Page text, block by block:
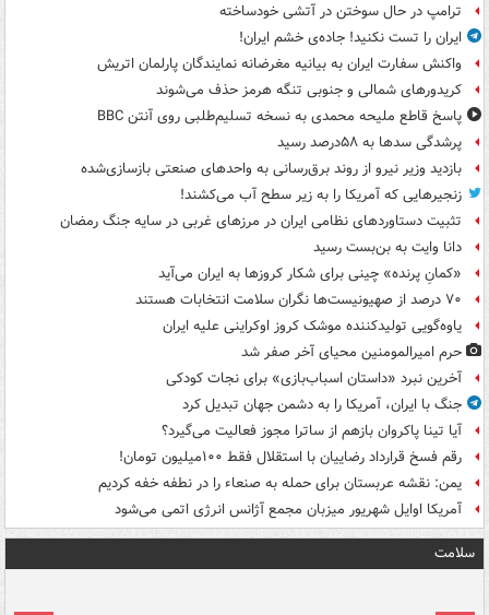
ترامپ در حال سوختن در آتشی خودساخته
ایران را تست نکنید! جاده‌ی خشم ایران!
واکنش سفارت ایران به بیانیه مغرضانه نمایندگان پارلمان اتریش
کریدورهای شمالی و جنوبی تنگه هرمز حذف می‌شوند
پاسخ قاطع ملیحه محمدی به نسخه تسلیم‌طلبی روی آنتن BBC
پرشدگی سدها به ۵۸درصد رسید
بازدید وزیر نیرو از روند برق‌رسانی به واحدهای صنعتی بازسازی‌شده
زنجیرهایی که آمریکا را به زیر سطح آب می‌کشند!
تثبیت دستاوردهای نظامی ایران در مرزهای غربی در سایه جنگ رمضان
دانا وایت به بن‌بست رسید
«کمانِ پرنده» چینی برای شکار کروزها به ایران می‌آید
۷۰ درصد از صهیونیست‌ها نگران سلامت انتخابات هستند
یاوه‌گویی تولیدکننده موشک کروز اوکراینی علیه ایران
حرم امیرالمومنین محیای آخر صفر شد
آخرین نبرد «داستان اسباب‌بازی» برای نجات کودکی
جنگ با ایران، آمریکا را به دشمن جهان تبدیل کرد
آیا تینا پاکروان بازهم از ساترا مجوز فعالیت می‌گیرد؟
رقم فسخ قرارداد رضاییان با استقلال فقط ۱۰۰میلیون تومان!
یمن: نقشه عربستان برای حمله به صنعاء را در نطفه خفه کردیم
آمریکا اوایل شهریور میزبان مجمع آژانس انرژی اتمی می‌شود
سلامت